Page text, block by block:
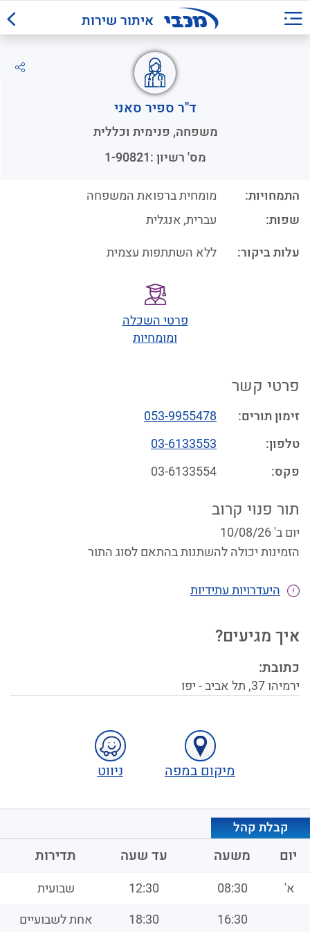
איתור שירות
ד"ר ספיר סאני
משפחה, פנימית וכללית
מס' רשיון :1-90821
התמחויות:
מומחית ברפואת המשפחה
שפות:
עברית,אנגלית
עלות ביקור:
ללא השתתפות עצמית
פרטי השכלה
ומומחיות
פרטי קשר
זימון תורים:
053-9955478
טלפון:
03-6133553
פקס:
03-6133554
תור פנוי קרוב
יום ב' 10/08/26
הזמינות יכולה להשתנות בהתאם לסוג התור
היעדרויות עתידיות
איך מגיעים?
כתובת:
ירמיהו37
,תל אביב - יפו
מיקום במפה ניווט
קבלת קהל
יום משעה עד שעה תדירות
א' 08:30
12:30
שבועית
16:30
18:30 אחת לשבועיים